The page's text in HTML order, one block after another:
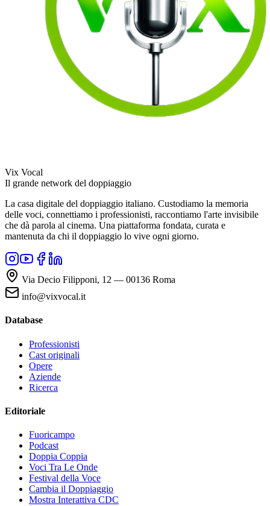
Vix Vocal
Il grande network del doppiaggio
La casa digitale del doppiaggio italiano. Custodiamo la memoria
delle voci, connettiamo i professionisti, raccontiamo l'arte invisibile
che dà parola al cinema. Una piattaforma fondata, curata e
mantenuta da chi il doppiaggio lo vive ogni giorno.
Via Decio Filipponi, 12 — 00136 Roma
info@vixvocal.it
Database
Professionisti
Cast originali
Opere
Aziende
Ricerca
Editoriale
Fuoricampo
Podcast
Doppia Coppia
Voci Tra Le Onde
Festival della Voce
Cambia il Doppiaggio
Mostra Interattiva CDC